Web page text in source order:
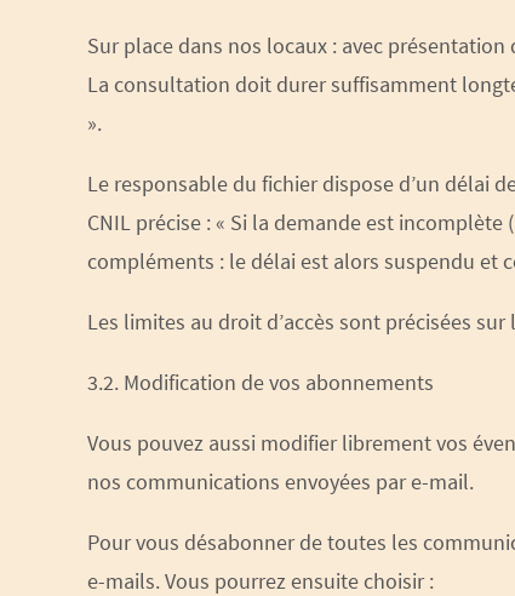
Sur place dans nos locaux : avec présentation
La consultation doit durer suffisamment
».
Le responsable du fichier dispose d’un délai
CNIL précise : « Si la demande est
compléments : le délai est alors suspendu et
Les limites au droit d’accès sont précisées
3.2. Modification de vos abonnements
Vous pouvez aussi modifier librement vos
nos communications envoyées par e-mail.
Pour vous désabonner de toutes les
e-mails. Vous pourrez ensuite choisir :